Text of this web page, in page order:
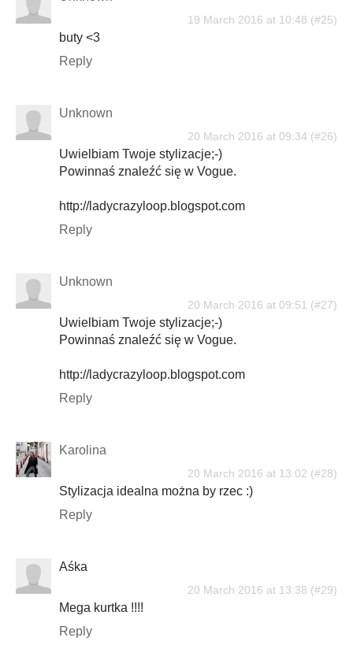
19 March 2016 at 10:48
buty <3
Reply
Unknown
20 March 2016 at 09:34
Uwielbiam Twoje stylizacje;-)
Powinnaś znaleźć się w Vogue.
http://ladycrazyloop.blogspot.com
Reply
Unknown
20 March 2016 at 09:51
Uwielbiam Twoje stylizacje;-)
Powinnaś znaleźć się w Vogue.
http://ladycrazyloop.blogspot.com
Reply
Karolina
20 March 2016 at 13:02
Stylizacja idealna można by rzec :)
Reply
Aśka
20 March 2016 at 13:38
Mega kurtka !!!!
Reply